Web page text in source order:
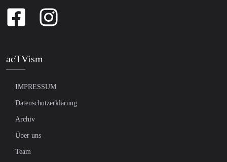
acTVism
IMPRESSUM
Datenschutzerklärung
Archiv
Über uns
Team